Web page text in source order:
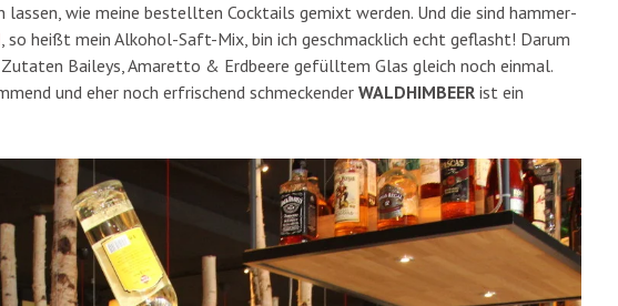
lassen, wie meine bestellten Cocktails gemixt werden. Und die sind hammer-
, so heißt mein Alkohol-Saft-Mix, bin ich geschmacklich echt geflasht! Darum
Baileys, Amaretto & Erdbeere gefülltem Glas gleich noch einmal.
und eher noch erfrischend schmeckender WALDHIMBEER ist ein